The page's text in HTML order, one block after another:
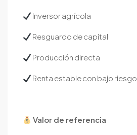
Inversor agrícola
Resguardo de capital
Producción directa
Renta estable con bajo riesgo
Valor de referencia